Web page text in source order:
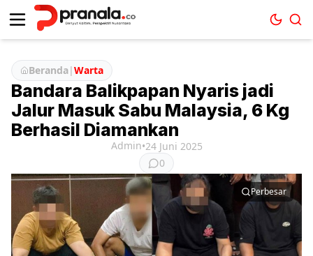
Beranda|Warta
Bandara Balikpapan Nyaris jadi
Jalur Masuk Sabu Malaysia, 6 Kg
Berhasil Diamankan
Admin•24 Juni 2025
0
Perbesar